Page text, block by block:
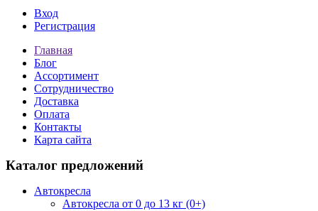
Вход
Регистрация
Главная
Блог
Ассортимент
Сотрудничество
Доставка
Оплата
Контакты
Карта сайта
Каталог предложений
Автокресла
Автокресла от 0 до 13 кг (0+)